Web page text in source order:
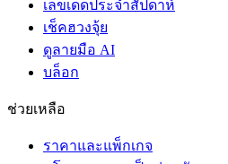
เลขเด็ดประจำสัปดาห์
เช็คฮวงจุ้ย
ดูลายมือ AI
บล็อก
ช่วยเหลือ
ราคาและแพ็กเกจ